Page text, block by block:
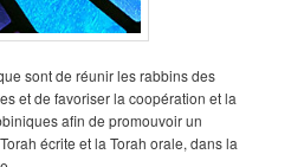
sont de réunir les rabbins des
et de favoriser la coopération et la
afin de promouvoir un
écrite et la Torah orale, dans la